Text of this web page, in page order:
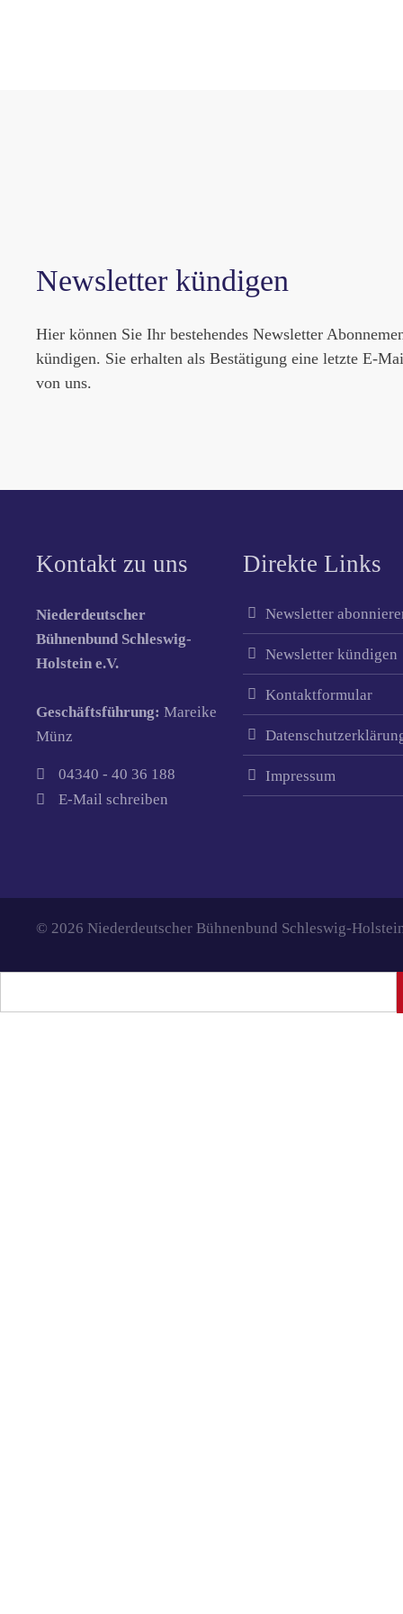
Newsletter kündigen
Hier können Sie Ihr bestehendes Newsletter
kündigen. Sie erhalten als Bestätigung eine letzte E-
von uns.
Kontakt zu uns
Niederdeutscher
Bühnenbund Schleswig-
Holstein e.V.
Geschäftsführung:Mareike
Münz
04340 - 40 36 188
E-Mail schreiben
Direkte Links
Newsletter
Newsletter kündigen
Kontaktformular
Impressum
© 2026 Niederdeutscher Bühnenbund Schleswig-